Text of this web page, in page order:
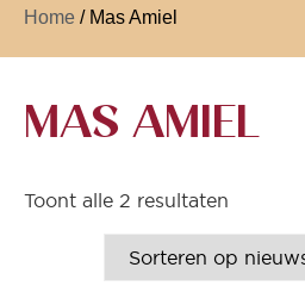
Home / Mas Amiel
MAS AMIEL
Toont alle 2 resultaten